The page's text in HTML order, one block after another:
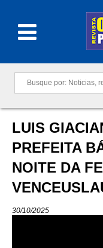
LUIS
PREFEITA
NOITE DA
30/10/2025